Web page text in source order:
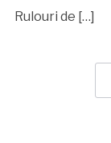
Rulouri de […]